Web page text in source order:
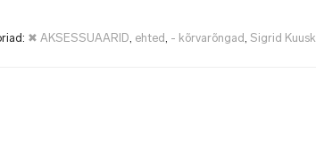
✖ AKSESSUAARID, ehted, - kõrvarõngad, Sigrid Kuusk